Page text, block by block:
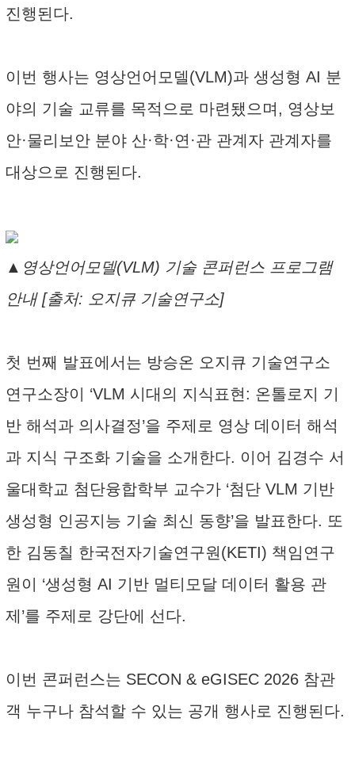
진행된다.
이번 행사는 영상언어모델(VLM)과 생성형 AI 분
야의 기술 교류를 목적으로 마련됐으며, 영상보
안·물리보안 분야 산·학·연·관 관계자 관계자를
대상으로 진행된다.
▲영상언어모델(VLM) 기술 콘퍼런스 프로그램
안내 [출처: 오지큐 기술연구소]
첫 번째 발표에서는 방승온 오지큐 기술연구소
연구소장이 ‘VLM 시대의 지식표현: 온톨로지 기
반 해석과 의사결정’을 주제로 영상 데이터 해석
과 지식 구조화 기술을 소개한다. 이어 김경수 서
울대학교 첨단융합학부 교수가 ‘첨단 VLM 기반
생성형 인공지능 기술 최신 동향’을 발표한다. 또
한 김동칠 한국전자기술연구원(KETI) 책임연구
원이 ‘생성형 AI 기반 멀티모달 데이터 활용 관
제’를 주제로 강단에 선다.
이번 콘퍼런스는 SECON & eGISEC 2026 참관
객 누구나 참석할 수 있는 공개 행사로 진행된다.